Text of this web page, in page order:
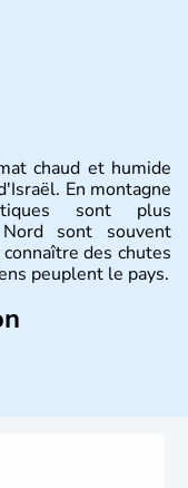
chaud et humide
En montagne
sont plus
sont souvent
des chutes
peuplent le pays.
la Méditerranée,
des nouvelles